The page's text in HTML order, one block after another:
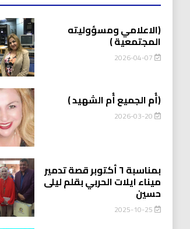
(الاعلامي ومسؤوليته
المجتمعية )
2026-04-07
(أُم الجميع أُم الشهيد )
2026-03-20
بمناسبة ٦ أكتوبر قصة تدمير
ميناء ايلات الحربي بقلم ليلى
حسين
2025-10-25